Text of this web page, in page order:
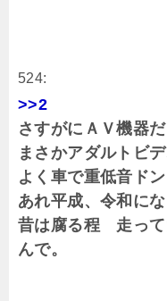
524:
>>2
さすがにＡＶ機器だ
まさかアダルトビ
よく車で重低音ド
あれ平成、令和に
昔は腐る程 走って
んで。